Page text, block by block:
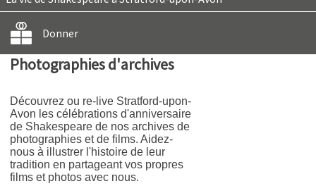
Donner
Photographies d'archives
Découvrez ou re-live Stratford-upon-
Avon les célébrations d'anniversaire
de Shakespeare de nos archives de
photographies et de films. Aidez-
nous à illustrer l'histoire de leur
tradition en partageant vos propres
films et photos avec nous.